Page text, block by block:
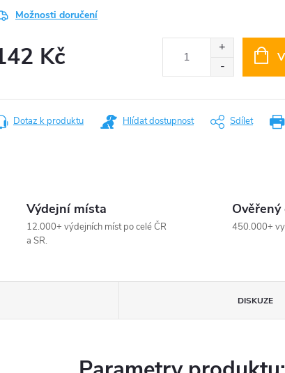
Možnosti doručení
Kč
Dotaz k produktu Hlídat dostupnost Sdílet
Výdejní místa
12.000+ výdejních míst po celé ČR
a SR.
Ověřený
450.000+
DISKUZE